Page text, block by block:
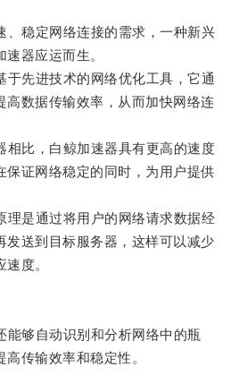
稳定网络连接的需求，一种新兴
器应运而生。
先进技术的网络优化工具，它通
高数据传输效率，从而加快网络连
比，白鲸加速器具有更高的速度
保证网络稳定的同时，为用户提供
是通过将用户的网络请求数据经
发送到目标服务器，这样可以减少
度。
够自动识别和分析网络中的瓶
传输效率和稳定性。